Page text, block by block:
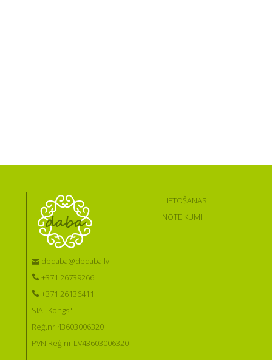
dbdaba@dbdaba.lv
+371 26739266
+371 26136411
SIA "Kongs"
Reģ.nr 43603006320
PVN Reģ.nr LV43603006320
LIETOŠANAS
NOTEIKUMI